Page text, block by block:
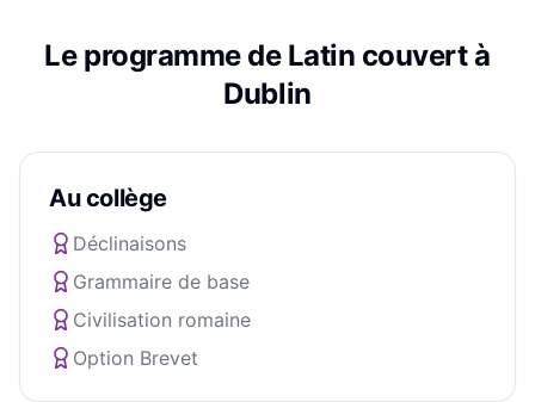
Le programme de Latin couvert à
Dublin
Au collège
Déclinaisons
Grammaire de base
Civilisation romaine
Option Brevet